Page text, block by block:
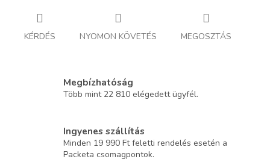
KÉRDÉS NYOMON KÖVETÉS MEGOSZTÁS
Megbízhatóság
Több mint 22 810 elégedett ügyfél.
Ingyenes szállítás
Minden 19 990 Ft feletti rendelés esetén a
Packeta csomagpontok.